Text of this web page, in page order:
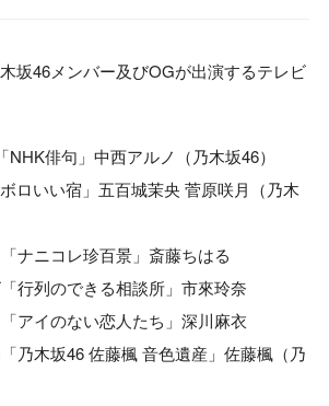
坂46メンバー及びOGが出演するテレビ
俳句」中西アルノ（乃木坂46）
ロいい宿」五百城茉央 菅原咲月（乃木
ナニコレ珍百景」斎藤ちはる
行列のできる相談所」市來玲奈
アイのない恋人たち」深川麻衣
乃木坂46 佐藤楓 音色遺産」佐藤楓（乃